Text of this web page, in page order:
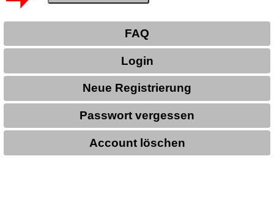
FAQ
Login
Neue Registrierung
Passwort vergessen
Account löschen